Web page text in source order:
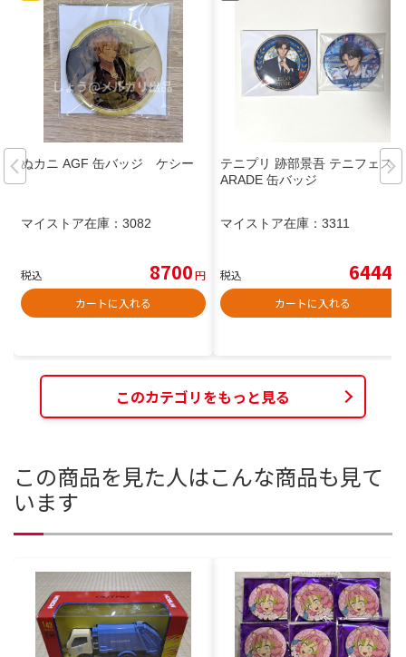
ぬカニ AGF 缶バッジ ケシー
マイストア在庫： 3082
税込 8700円
カートに入れる
テニプリ 跡部景吾 テニフェス P
ARADE 缶バッジ
マイストア在庫： 3311
税込 6444
カートに入れる
このカテゴリをもっと見る
この商品を見た人はこんな商品も見て
います